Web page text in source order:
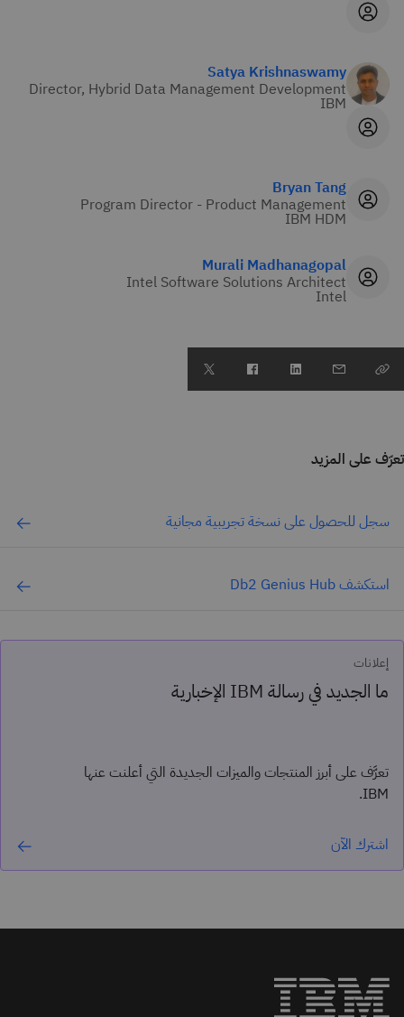
Satya Krishnaswamy
Director, Hybrid Data Management Development
IBM
Bryan Tang
Program Director - Product Management
IBM HDM
Murali Madhanagopal
Intel Software Solutions Architect
Intel
تعرّف على المزيد
سجل للحصول على نسخة تجريبية مجانية
استكشف Db2 Genius Hub
إعلانات
ما الجديد في رسالة IBM الإخبارية
تعرَّف على أبرز المنتجات والميزات الجديدة التي أعلنت عنها
IBM.
اشترك الآن